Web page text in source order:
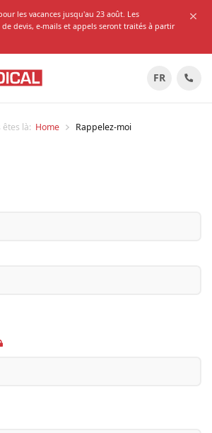
les vacances jusqu'au 23 août. Les
devis, e-mails et appels seront traités à partir
FR
êtes là: Home Rappelez-moi